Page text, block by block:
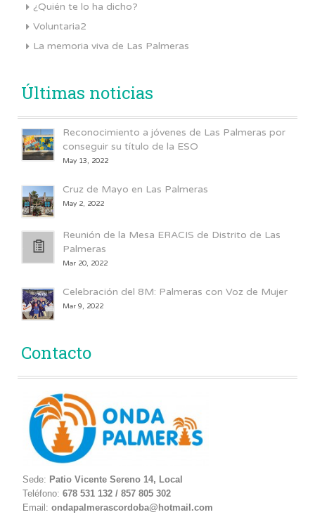
¿Quién te lo ha dicho?
Voluntaria2
La memoria viva de Las Palmeras
Últimas noticias
Reconocimiento a jóvenes de Las Palmeras por
conseguir su título de la ESO
May 13, 2022
Cruz de Mayo en Las Palmeras
May 2, 2022
Reunión de la Mesa ERACIS de Distrito de Las
Palmeras
Mar 20, 2022
Celebración del 8M: Palmeras con Voz de Mujer
Mar 9, 2022
Contacto
Sede: Patio Vicente Sereno 14, Local
Teléfono: 678 531 132 / 857 805 302
Email: ondapalmerascordoba@hotmail.com